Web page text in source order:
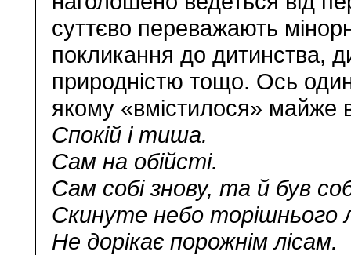
суттєво переважають
покликання до дитинства,
природністю тощо. Ось один
якому «вмістилося» майже
Спокій і тиша.
Сам на обійсті.
Сам собі знову, та й був
Скинуте небо торішнього
Не дорікає порожнім лісам.